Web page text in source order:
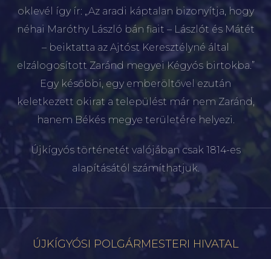
oklevél így ír: „Az aradi káptalan bizonyítja, hogy
néhai Maróthy László bán fiait – Lászlót és Mátét
– beiktatta az Ajtóst Keresztélyné által
elzálogosított Zaránd megyei Kégyós birtokba.”
Egy későbbi, egy emberöltővel ezután
keletkezett okirat a települést már nem Zaránd,
hanem Békés megye területére helyezi.
Újkígyós történetét valójában csak 1814-es
alapításától számíthatjuk.
ÚJKÍGYÓSI POLGÁRMESTERI HIVATAL